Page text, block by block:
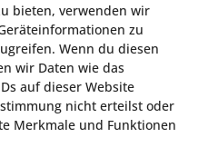
bieten, verwenden wir
zu
Wenn du diesen
wir Daten wie das
auf dieser Website
nicht erteilst oder
Merkmale und Funktionen
Tristach am 19.
14 (3)
BGBl.-Nr. 495/1993
ARA-